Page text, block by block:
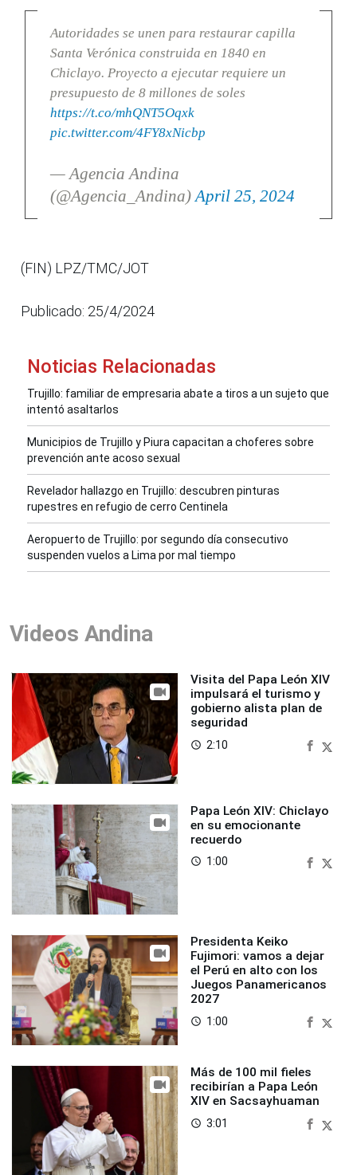
Autoridades se unen para restaurar capilla
Santa Verónica construida en 1840 en
Chiclayo. Proyecto a ejecutar requiere un
presupuesto de 8 millones de soles
https://t.co/mhQNT5Oqxk
pic.twitter.com/4FY8xNicbp
— Agencia Andina
(@Agencia_Andina) April 25, 2024
(FIN) LPZ/TMC/JOT
Publicado: 25/4/2024
Noticias Relacionadas
Trujillo: familiar de empresaria abate a tiros a un sujeto que
intentó asaltarlos
Municipios de Trujillo y Piura capacitan a choferes sobre
prevención ante acoso sexual
Revelador hallazgo en Trujillo: descubren pinturas
rupestres en refugio de cerro Centinela
Aeropuerto de Trujillo: por segundo día consecutivo
suspenden vuelos a Lima por mal tiempo
Videos Andina
Visita del Papa León XIV
impulsará el turismo y
gobierno alista plan de
seguridad
access_time 2:10
Papa León XIV: Chiclayo
en su emocionante
recuerdo
access_time 1:00
Presidenta Keiko
Fujimori: vamos a dejar
el Perú en alto con los
Juegos Panamericanos
2027
access_time 1:00
Más de 100 mil fieles
recibirían a Papa León
XIV en Sacsayhuaman
access_time 3:01